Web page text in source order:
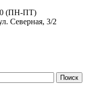
(ПН-ПТ)
Северная, 3/2